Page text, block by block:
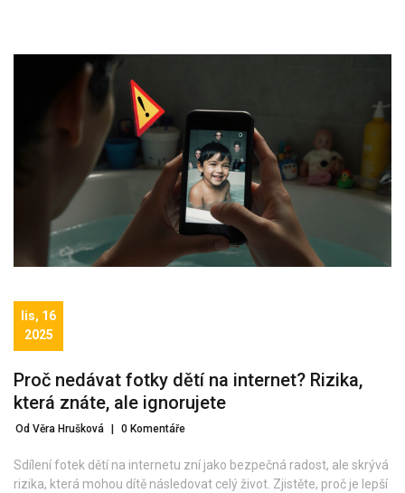
lis, 16
2025
Proč nedávat fotky dětí na internet? Rizika,
která znáte, ale ignorujete
Od Věra Hrušková | 0 Komentáře
Sdílení fotek dětí na internetu zní jako bezpečná radost, ale skrývá
rizika, která mohou dítě následovat celý život. Zjistěte, proč je lepší